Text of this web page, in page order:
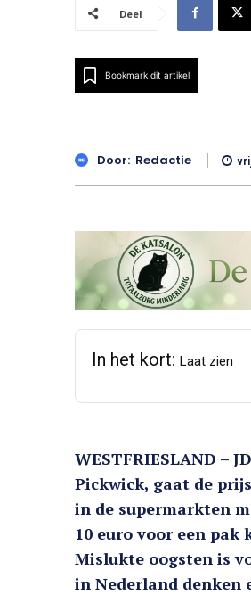
Deel
Bookmark dit artikel
Door: Redactie
In het kort: Laat zien
WESTFRIESLAND –
Pickwick, gaat de
in de supermarkten
10 euro voor een
Mislukte oogsten is
in Nederland denken